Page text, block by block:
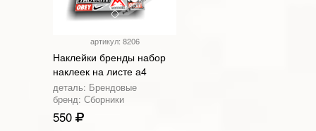
артикул: 8206
Наклейки бренды набор
наклеек на листе а4
деталь: Брендовые
бренд: Сборники
550